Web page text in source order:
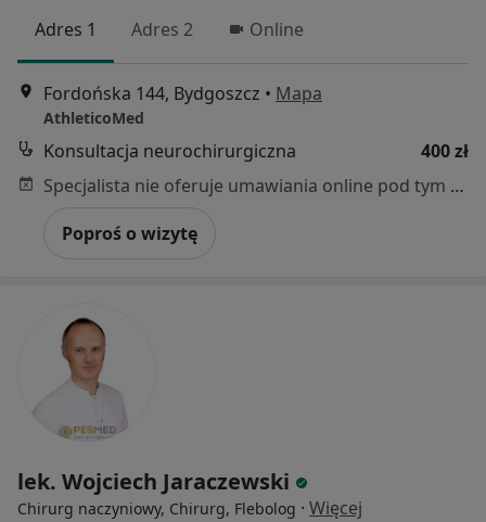
Adres 1 Adres 2 Online
Fordońska 144, Bydgoszcz • Mapa
AthleticoMed
Konsultacja neurochirurgiczna
400 zł
Specjalista nie oferuje umawiania online pod tym adresem.
Poproś o wizytę
lek. Wojciech Jaraczewski
Chirurg naczyniowy, Chirurg, Flebolog · Więcej